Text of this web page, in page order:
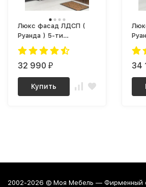
Люкс фасад ЛДСП (
Руанда ) 5-ти
секционный Плюс
32 990 ₽
Купить
34
2002-2026 © Моя Мебель — Фирменный